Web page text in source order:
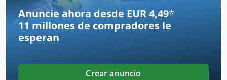
intermedias.
Anuncie ahora desde EUR 4,49*
11 millones de compradores le
esperan
Crear anuncio